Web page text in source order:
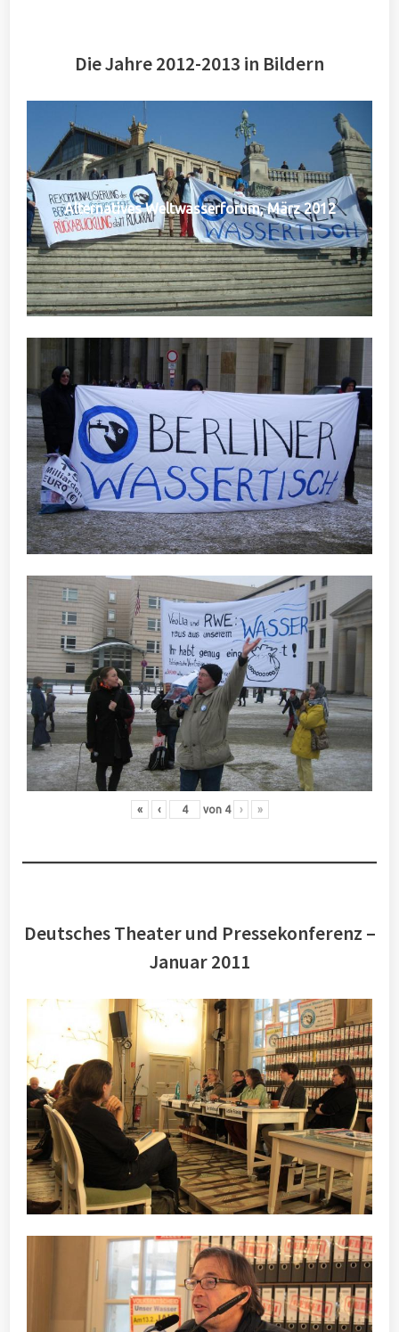
Die Jahre 2012-2013 in Bildern
Alternatives Weltwasserforum, März 2012
« ‹ von 4 › »
Deutsches Theater und Pressekonferenz –
Januar 2011